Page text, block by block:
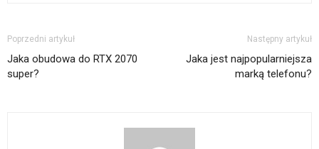
Poprzedni artykuł
Jaka obudowa do RTX 2070
super?
Następny artykuł
Jaka jest najpopularniejsza
marką telefonu?